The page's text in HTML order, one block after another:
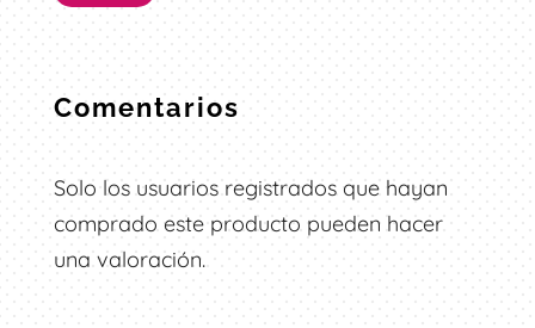
Comentarios
Solo los usuarios registrados que hayan
comprado este producto pueden hacer
una valoración.